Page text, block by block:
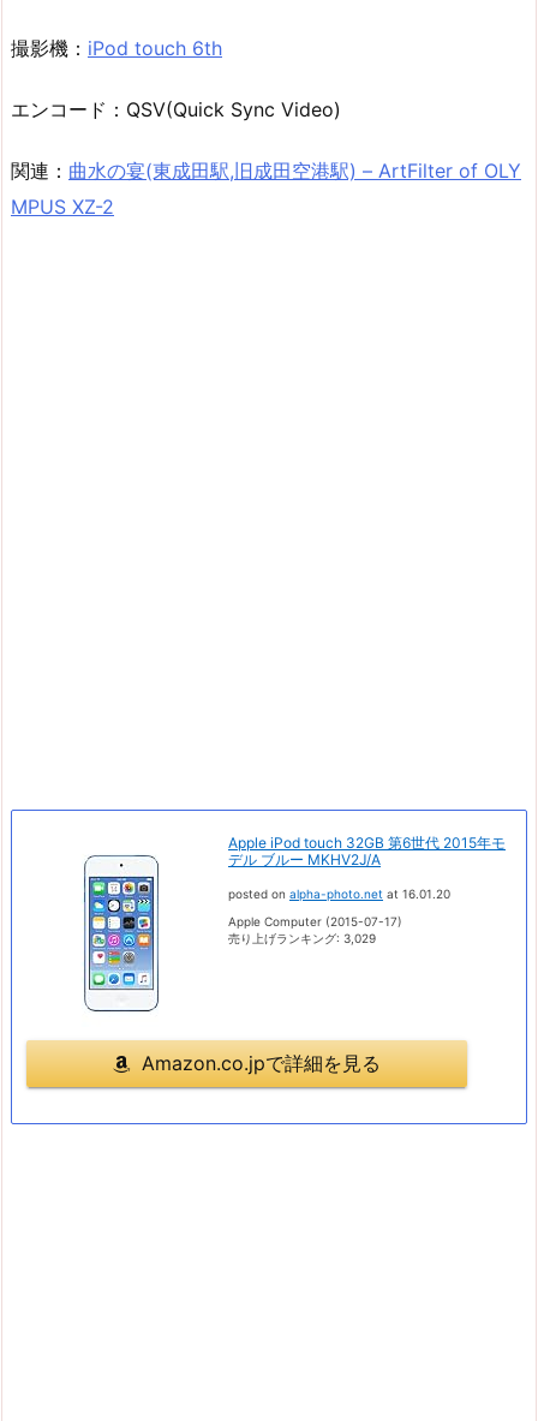
撮影機： iPod touch 6th
エンコード：QSV(Quick Sync Video)
関連： 曲水の宴(東成田駅,旧成田空港駅) – ArtFilter of OLY
MPUS XZ-2
Apple iPod touch 32GB 第6世代 2015年モ
デル ブルー MKHV2J/A
posted on alpha-photo.net at 16.01.20
Apple Computer (2015-07-17)
売り上げランキング: 3,029
Amazon.co.jpで詳細を見る